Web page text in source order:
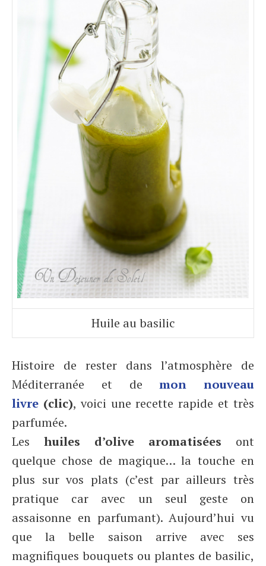
Huile au basilic
Histoire de rester dans l’atmosphère de
Méditerranée et demon nouveau
livre (clic), voici une recette rapide et très
parfumée.
Les huiles d’olive aromatisées ont
quelque chose de magique… la touche en
plus sur vos plats (c’est par ailleurs très
pratique car avec un seul geste on
assaisonne en parfumant). Aujourd’hui vu
que la belle saison arrive avec ses
magnifiques bouquets ou plantes de basilic,